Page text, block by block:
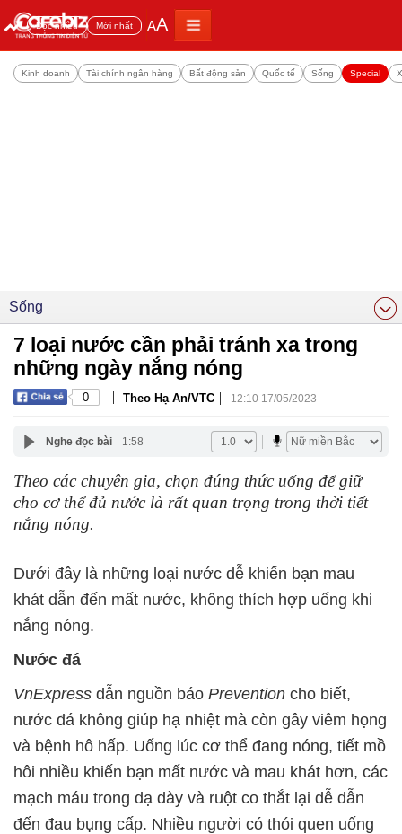
Đọc nhiều Mới nhất AA
Kinh doanh Tài chính ngân hàng Bất động sản Quốc tế Sống Special
Sống
7 loại nước cần phải tránh xa trong
những ngày nắng nóng
0 | Theo Hạ An/VTC | 12:10 17/05/2023
Nghe đọc bài 1:58
Theo các chuyên gia, chọn đúng thức uống để giữ
cho cơ thể đủ nước là rất quan trọng trong thời tiết
nắng nóng.
Dưới đây là những loại nước dễ khiến bạn mau
khát dẫn đến mất nước, không thích hợp uống khi
nắng nóng.
Nước đá
VnExpress dẫn nguồn báo Prevention cho biết,
nước đá không giúp hạ nhiệt mà còn gây viêm họng
và bệnh hô hấp. Uống lúc cơ thể đang nóng, tiết mồ
hôi nhiều khiến bạn mất nước và mau khát hơn, các
mạch máu trong dạ dày và ruột co thắt lại dễ dẫn
đến đau bụng cấp. Nhiều người có thói quen uống